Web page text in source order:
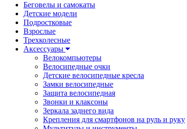
Беговелы и самокаты
Детские модели
Подростковые
Взрослые
Трехколесные
Аксессуары
Велокомпьютеры
Велосипедные очки
Детские велосипедные кресла
Замки велосипедные
Защита велосипедная
Звонки и клаксоны
Зеркала заднего вида
Крепления для смартфонов на руль и руку